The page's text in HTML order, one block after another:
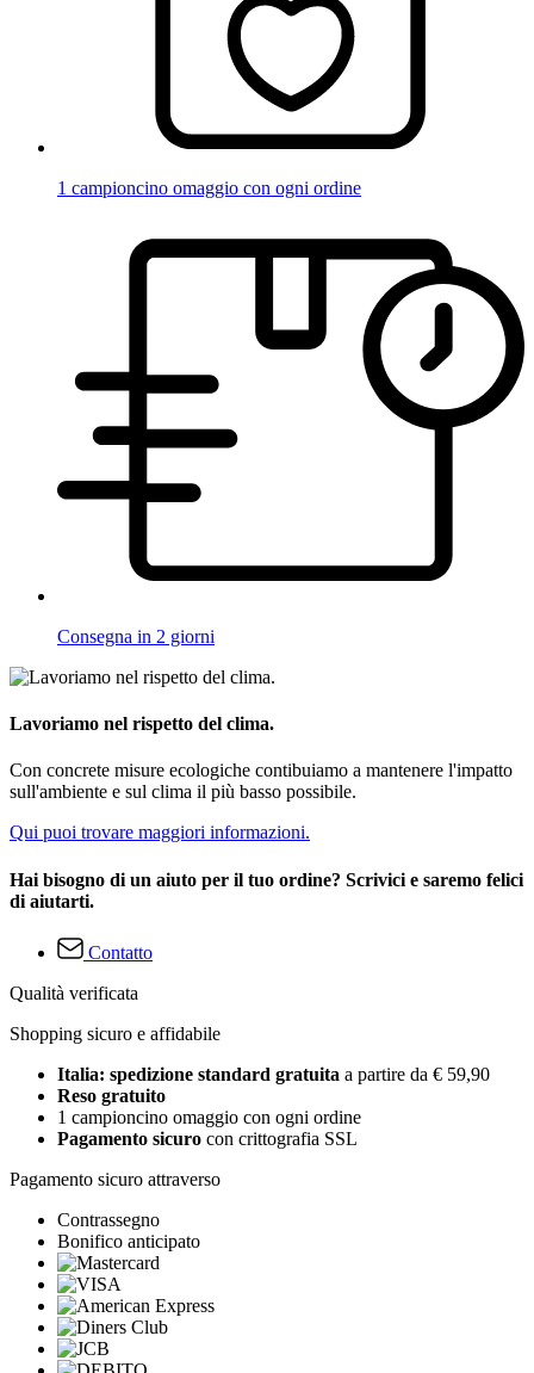
1 campioncino omaggio con ogni ordine
Consegna in 2 giorni
Lavoriamo nel rispetto del clima.
Con concrete misure ecologiche contibuiamo a mantenere l'impatto
sull'ambiente e sul clima il più basso possibile.
Qui puoi trovare maggiori informazioni.
Hai bisogno di un aiuto per il tuo ordine? Scrivici e saremo felici
di aiutarti.
Contatto
Qualità verificata
Shopping sicuro e affidabile
Italia: spedizione standard gratuita a partire da € 59,90
Reso gratuito
1 campioncino omaggio con ogni ordine
Pagamento sicuro con crittografia SSL
Pagamento sicuro attraverso
Contrassegno
Bonifico anticipato